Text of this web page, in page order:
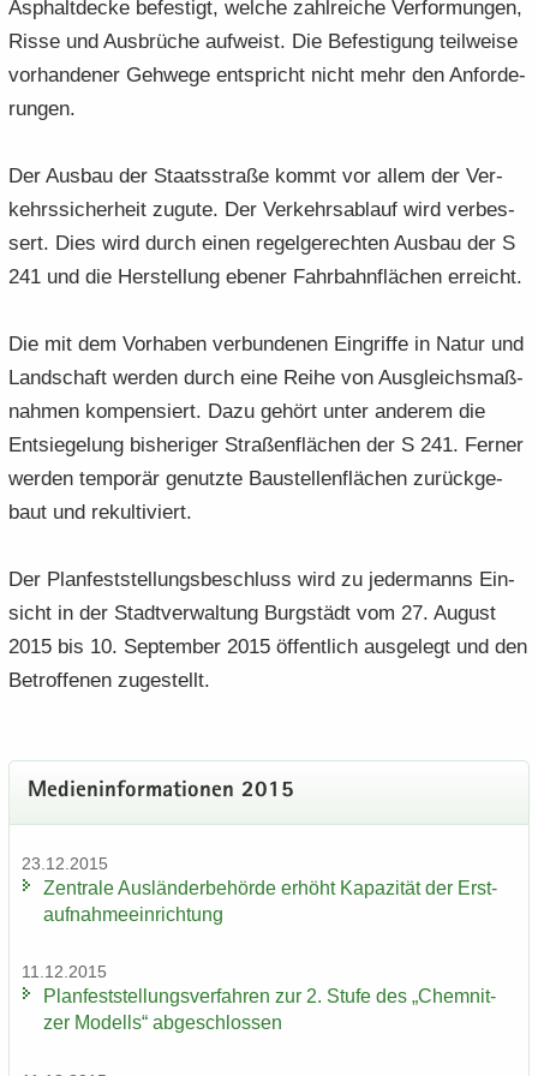
Asphalt­de­cke be­fes­tigt, wel­che zahl­rei­che Ver­for­mun­gen,
Risse und Aus­brü­che auf­weist. Die Be­fes­ti­gung teil­wei­se
vor­han­de­ner Geh­we­ge ent­spricht nicht mehr den An­for­de­
run­gen.
Der Aus­bau der Staats­stra­ße kommt vor allem der Ver­
kehrs­si­cher­heit zu­gu­te. Der Ver­kehrs­ab­lauf wird ver­bes­
sert. Dies wird durch einen re­gel­ge­rech­ten Aus­bau der S
241 und die Her­stel­lung ebe­ner Fahr­bahn­flä­chen er­reicht.
Die mit dem Vor­ha­ben ver­bun­de­nen Ein­grif­fe in Natur und
Land­schaft wer­den durch eine Reihe von Aus­gleichs­maß­
nah­men kom­pen­siert. Dazu ge­hört unter an­de­rem die
Ent­sie­ge­lung bis­he­ri­ger Stra­ßen­flä­chen der S 241. Fer­ner
wer­den tem­po­rär ge­nutz­te Bau­stel­len­flä­chen zu­rück­ge­
baut und re­kul­ti­viert.
Der Plan­fest­stel­lungs­be­schluss wird zu je­der­manns Ein­
sicht in der Stadt­ver­wal­tung Burg­städt vom 27. Au­gust
2015 bis 10. Sep­tem­ber 2015 öf­fent­lich aus­ge­legt und den
Be­trof­fe­nen zu­ge­stellt.
Me­di­en­in­for­ma­tio­nen 2015
23.12.2015
Zen­tra­le Aus­län­der­be­hör­de er­höht Ka­pa­zi­tät der Erst­
auf­nah­me­ein­rich­tung
11.12.2015
Plan­fest­stel­lungs­ver­fah­ren zur 2. Stufe des „Chem­nit­
zer Mo­dells“ ab­ge­schlos­sen